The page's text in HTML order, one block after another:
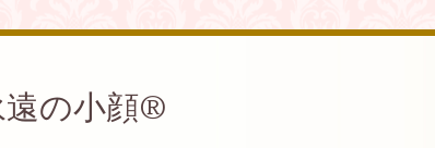
の小顔®︎